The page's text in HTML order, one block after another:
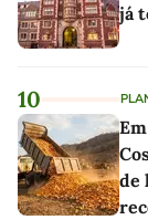
já
10
de